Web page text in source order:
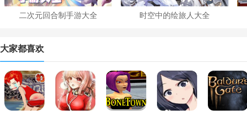
二次元回合制手游大全 时空中的绘旅人大全
大家都喜欢